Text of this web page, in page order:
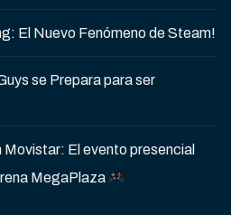
El Nuevo Fenómeno de Steam!
se Prepara para ser
El evento presencial
MegaPlaza